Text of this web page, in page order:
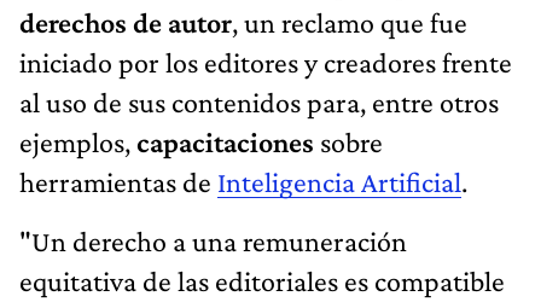
derechos de autor, un reclamo que fue
iniciado por los editores y creadores frente
al uso de sus contenidos para, entre otros
ejemplos,capacitaciones sobre
herramientas de Inteligencia Artificial.
"Un derecho a una remuneración
equitativa de las editoriales es compatible